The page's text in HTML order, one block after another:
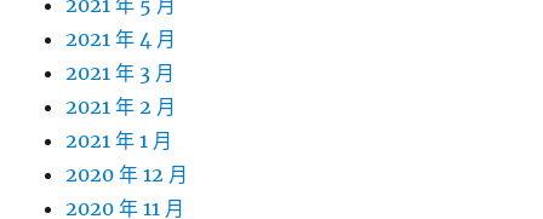
2021 年 5 月
2021 年 4 月
2021 年 3 月
2021 年 2 月
2021 年 1 月
2020 年 12 月
2020 年 11 月